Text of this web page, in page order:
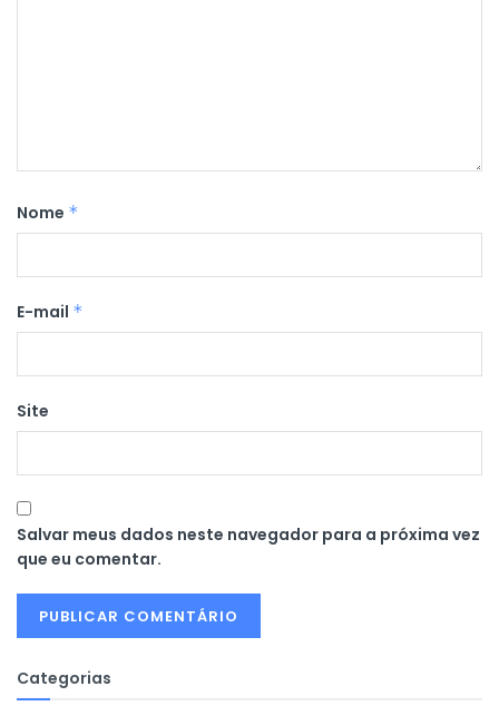
Nome *
E-mail *
Site
Salvar meus dados neste navegador para a próxima vez
que eu comentar.
Categorias